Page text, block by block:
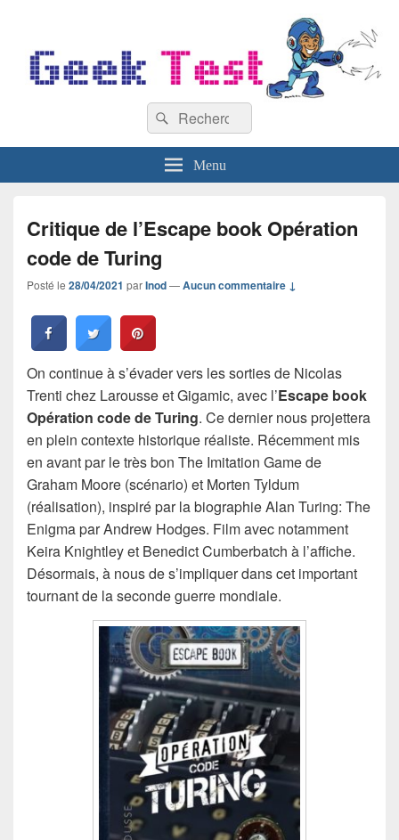
Recherche :
Rechercher
Menu
Critique de l’Escape book Opération
code de Turing
Posté le 28/04/2021 parInod—Aucun commentaire ↓
On continue à s’évader vers les sorties de Nicolas
Trenti chez Larousse et Gigamic, avec l’Escape book
Opération code de Turing. Ce dernier nous projettera
en plein contexte historique réaliste. Récemment mis
en avant par le très bon The Imitation Game de
Graham Moore (scénario) et Morten Tyldum
(réalisation), inspiré par la biographie Alan Turing: The
Enigma par Andrew Hodges. Film avec notamment
Keira Knightley et Benedict Cumberbatch à l’affiche.
Désormais, à nous de s’impliquer dans cet important
tournant de la seconde guerre mondiale.